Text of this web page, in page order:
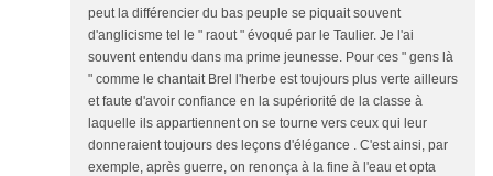
peut la différencier du bas peuple se piquait souvent
d'anglicisme tel le " raout " évoqué par le Taulier. Je l'ai
souvent entendu dans ma prime jeunesse. Pour ces " gens là
" comme le chantait Brel l'herbe est toujours plus verte ailleurs
et faute d'avoir confiance en la supériorité de la classe à
laquelle ils appartiennent on se tourne vers ceux qui leur
donneraient toujours des leçons d'élégance . C'est ainsi, par
exemple, après guerre, on renonça à la fine à l'eau et opta